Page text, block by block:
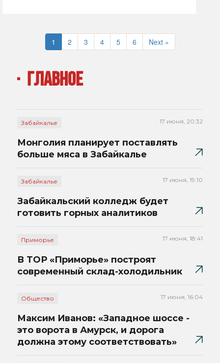
1 2 3 4 5 6 Next »
ГЛАВНОЕ
Забайкалье 17 июня, 20:32
Монголия планирует поставлять
больше мяса в Забайкалье
Забайкалье 17 июня, 19:10
Забайкальский колледж будет
готовить горных аналитиков
Приморье 17 июня, 18:41
В ТОР «Приморье» построят
современный склад-холодильник
Общество 17 июня, 16:04
Максим Иванов: «Западное шоссе -
это ворота в Амурск, и дорога
должна этому соответствовать»